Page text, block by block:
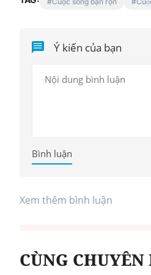
Ý kiến của bạn
Bình luận
Xem thêm bình luận
CÙNG CHUYÊN